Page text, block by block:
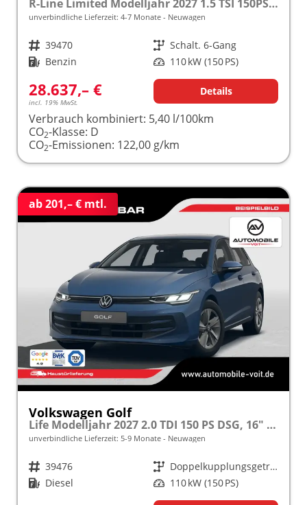
R-Line Limited Modelljahr 2027 1.5 TSI 150PS, 18" Alu , Sportsitze, ACC, Digital Cockpit Pro, App-Connect, PDC, Kamera
unverbindliche Lieferzeit: 4-7 Monate Neuwagen
Fahrzeugnr. 39470 Getriebe Schalt. 6-Gang
Kraftstoff Benzin Leistung 110 kW (150 PS)
28.637,– €
incl. 19% MwSt.
Details
Verbrauch kombiniert: 5,40 l/100km
CO2-Klasse: D
CO2-Emissionen: 122,00 g/km
ab 201,– € mtl.
Volkswagen Golf
Life Modelljahr 2027 2.0 TDI 150 PS DSG, 16" Alu, ACC, Sicht-Paket, Digital Cockpit Pro, App-Connect, PDC, Reserverad
unverbindliche Lieferzeit: 5-9 Monate Neuwagen
Fahrzeugnr. 39476 Getriebe
Doppelkupplungsgetriebe (DSG)
Kraftstoff Diesel Leistung 110 kW (150 PS)